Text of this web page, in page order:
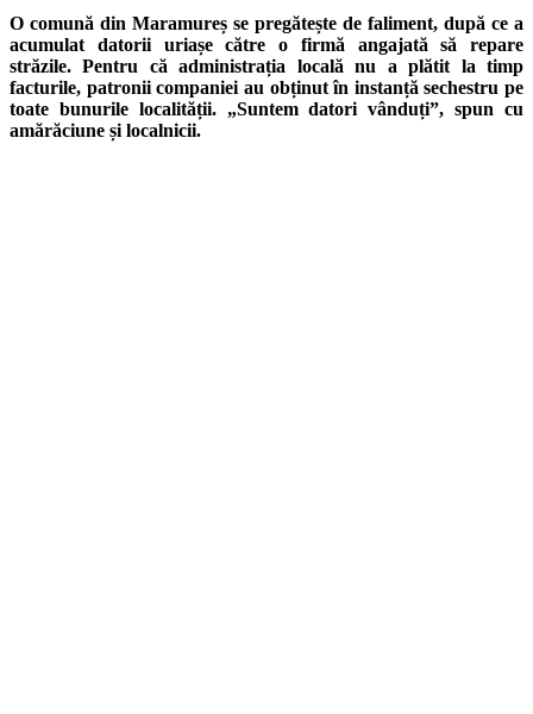
O comună din Maramureș se pregătește de faliment, după ce a
acumulat datorii uriașe către o firmă angajată să repare
străzile. Pentru că administrația locală nu a plătit la timp
facturile, patronii companiei au obținut în instanță sechestru pe
toate bunurile localității. „Suntem datori vânduți”, spun cu
amărăciune și localnicii.